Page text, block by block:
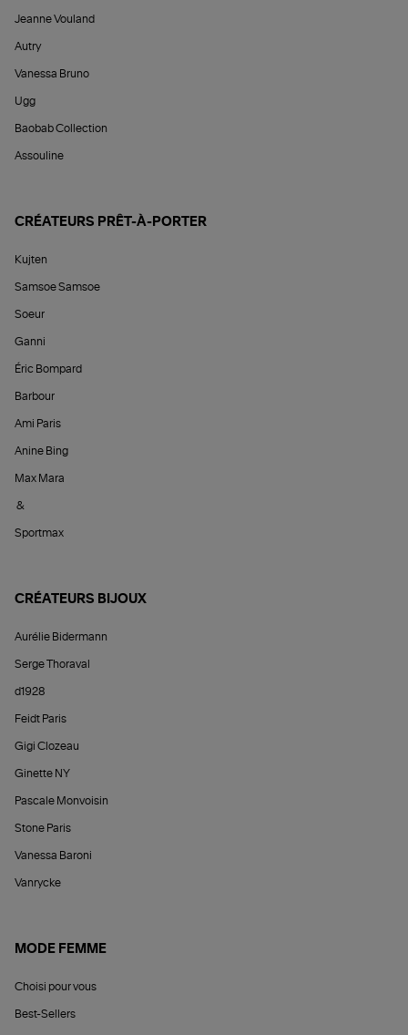
Jeanne Vouland
Autry
Vanessa Bruno
Ugg
Baobab Collection
Assouline
CRÉATEURS PRÊT-À-PORTER
Kujten
Samsoe Samsoe
Soeur
Ganni
Éric Bompard
Barbour
Ami Paris
Anine Bing
Max Mara
&
Sportmax
CRÉATEURS BIJOUX
Aurélie Bidermann
Serge Thoraval
d1928
Feidt Paris
Gigi Clozeau
Ginette NY
Pascale Monvoisin
Stone Paris
Vanessa Baroni
Vanrycke
MODE FEMME
Choisi pour vous
Best-Sellers